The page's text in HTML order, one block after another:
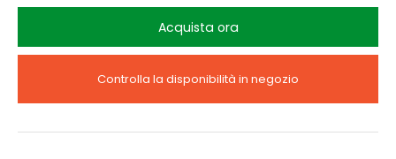
Acquista ora
Controlla la disponibilità in negozio